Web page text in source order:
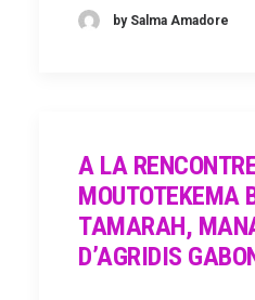
by Salma Amadore
A LA
MOUTOTEKEMA
TAMARAH,
D’AGRIDIS